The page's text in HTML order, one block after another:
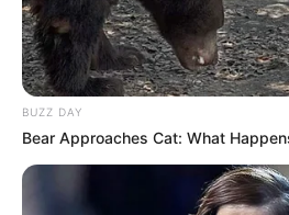
BUZZ DAY
Bear Approaches Cat: What